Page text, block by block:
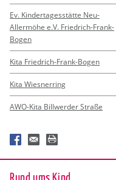
Ev. Kindertagesstätte Neu-
Allermöhe e.V. Friedrich-Frank-
Bogen
Kita Friedrich-Frank-Bogen
Kita Wiesnerring
AWO-Kita Billwerder Straße
Rund ums Kind